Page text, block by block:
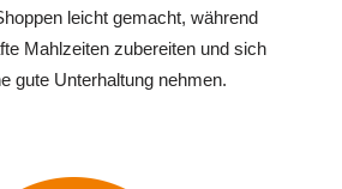
leicht gemacht, während
Mahlzeiten zubereiten und sich
gute Unterhaltung nehmen.